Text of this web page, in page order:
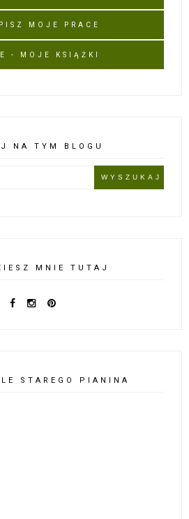
MOJE PRACE
- MOJE KSIĄŻKI
NA TYM BLOGU
MNIE TUTAJ
STAREGO PIANINA